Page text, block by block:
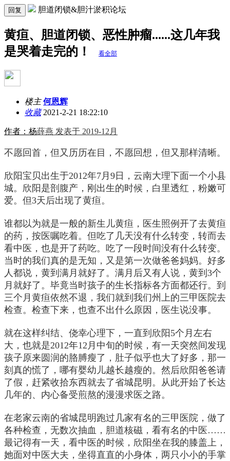
回复 胆道闭锁&胆汁淤积论坛
黄疸、胆道闭锁、恶性肿瘤......这几年我
是哭着走完的！
看全部
楼主 何恩辉
收藏2021-2-21 18:22:10
作者： 杨薛燕 发表于 2019-12月
不愿回首，但又历历在目，不愿回想，但又那样清晰。
欣阳宝贝出生于2012年7月9日，云南大理下面一个小县
城。欣阳是剖腹产，刚出生的时候，白里透红，粉嫩可
爱。但3天后出现了黄疸。
谁都以为就是一般的新生儿黄疸，医生照例开了去黄疸
的药，按医嘱吃着。但吃了几天没有什么转变，转而去
看中医，也是开了药吃。吃了一段时间没有什么转变。
当时的我们真的是无知，又是第一次做爸爸妈妈。好多
人都说，黄到满月就好了。满月后又有人说，黄到3个
月就好了。毕竟当时孩子的生长指标各方面都还行。到
三个月黄疸依然不退，我们就到我们州上的三甲医院去
检查。检查下来，也查不出什么原因，医生说没事。
就在这样纠结、侥幸心理下，一直到欣阳5个月左右
大，也就是2012年12月中旬的时候，有一天突然间发现
孩子原来圆润的胳膊瘦了，肚子似乎也大了好多，那一
刻真的慌了，哪有婴幼儿越长越瘦的。然后欣阳爸爸请
了假，赶紧收拾东西就去了省城昆明。从此开始了长达
几年的、内心备受煎熬的漫漫求医之路。
在老家云南的省城昆明跑过几家有名的三甲医院，做了
各种检查，无数次抽血，胆道核磁，看有名的中医……
最记得有一天，看中医的时候，欣阳坐在我的膝盖上，
她面对中医大夫，坐得直直的小身体，两只小小的手掌